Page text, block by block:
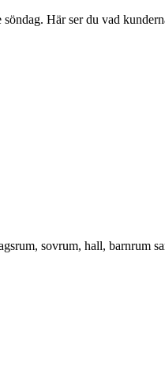
Här ser du vad
sovrum, hall, barnrum